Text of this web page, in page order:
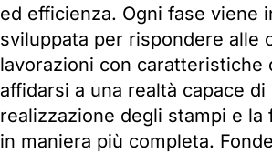
ed efficienza. Ogni fase viene
sviluppata per rispondere alle
lavorazioni con
affidarsi a una realtà capace
realizzazione degli stampi e
in maniera più completa.